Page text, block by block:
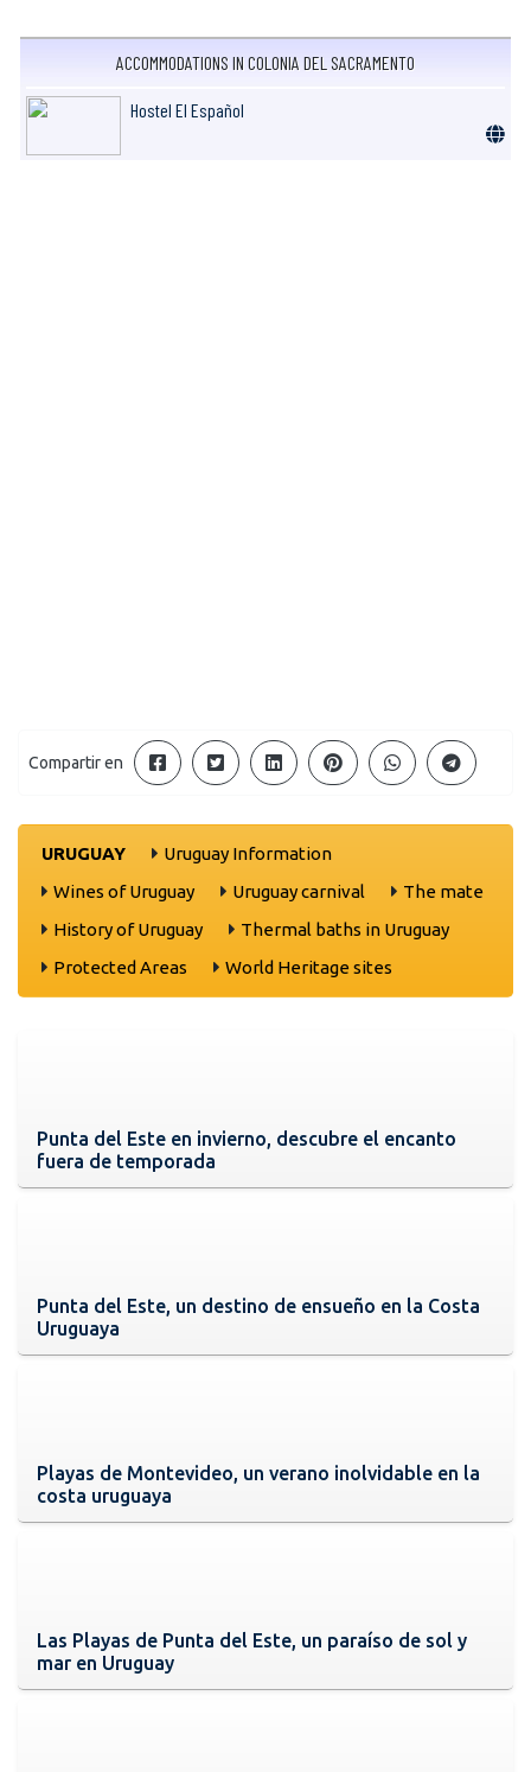
ACCOMMODATIONS IN COLONIA DEL SACRAMENTO
Hostel El Español
Compartir en
URUGUAY
Uruguay Information
Wines of Uruguay
Uruguay carnival
The mate
History of Uruguay
Thermal baths in Uruguay
Protected Areas
World Heritage sites
Punta del Este en invierno, descubre el encanto
fuera de temporada
Punta del Este, un destino de ensueño en la Costa
Uruguaya
Playas de Montevideo, un verano inolvidable en la
costa uruguaya
Las Playas de Punta del Este, un paraíso de sol y
mar en Uruguay